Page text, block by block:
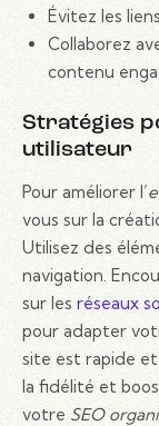
Évitez les
Collaborez
contenu
Stratégies
utilisateur
Pour améliorer l’
vous sur la
Utilisez des
navigation.
sur les réseaux
pour adapter
site est rapide
la fidélité et
votre SEO